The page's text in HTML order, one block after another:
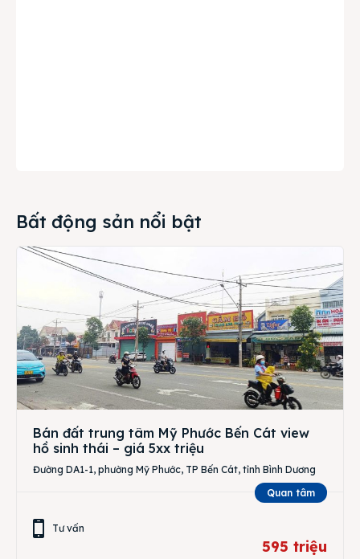
Bất động sản nổi bật
Bán đất trung tâm Mỹ Phước Bến Cát view
hồ sinh thái – giá 5xx triệu
Đường DA1-1, phường Mỹ Phước, TP Bến Cát, tỉnh Bình Dương
Quan tâm
Tư vấn
595 triệu